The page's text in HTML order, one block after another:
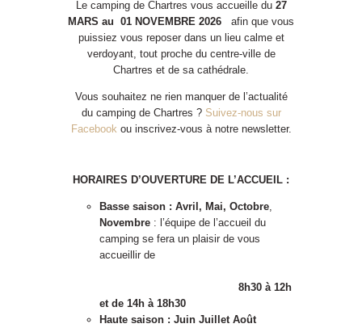
Le camping de Chartres vous accueille du 27
MARS au 01 NOVEMBRE 2026 afin que vous
puissiez vous reposer dans un lieu calme et
verdoyant, tout proche du centre-ville de
Chartres et de sa cathédrale.
Vous souhaitez ne rien manquer de l’actualité
du camping de Chartres ? Suivez-nous sur
Facebook ou inscrivez-vous à notre newsletter.
HORAIRES D’OUVERTURE DE L’ACCUEIL :
Basse saison : Avril, Mai, Octobre
Novembre : l’équipe de l’accueil du
camping se fera un plaisir de vous
accueillir de
8h30 à 12h
et de 14h à 18h30
Haute saison : Juin Juillet Août